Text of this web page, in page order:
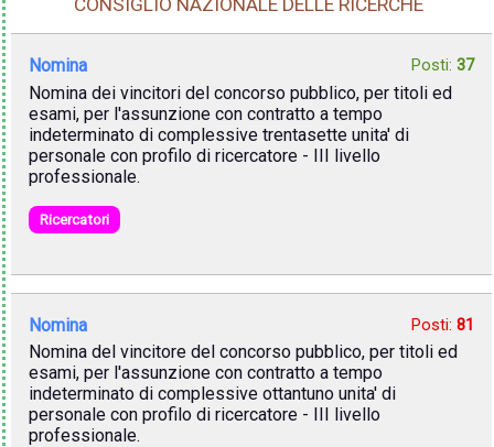
CONSIGLIO NAZIONALE DELLE RICERCHE
Nomina Posti: 37
Nomina dei vincitori del concorso pubblico, per titoli ed
esami, per l'assunzione con contratto a tempo
indeterminato di complessive trentasette unita' di
personale con profilo di ricercatore - III livello
professionale.
Ricercatori
Nomina Posti: 81
Nomina del vincitore del concorso pubblico, per titoli ed
esami, per l'assunzione con contratto a tempo
indeterminato di complessive ottantuno unita' di
personale con profilo di ricercatore - III livello
professionale.